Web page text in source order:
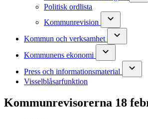
Politisk ordlista
Kommunrevision
Kommun och verksamhet
Kommunens ekonomi
Press och informationsmaterial
Visselblåsarfunktion
Kommunrevisorerna 18